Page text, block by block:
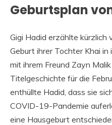
Geburtsplan
Gigi Hadid erzählte kürzlich
Geburt ihrer Tochter Khai
mit ihrem Freund Zayn
Titelgeschichte für die
enthüllte Hadid, dass sie
COVID-19-Pandemie
eine Hausgeburt